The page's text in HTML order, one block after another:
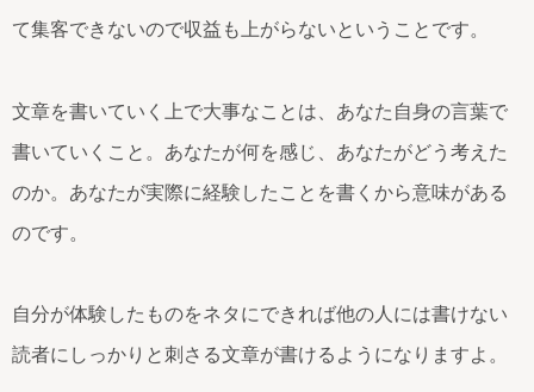
て集客できないので収益も上がらないということです。
文章を書いていく上で大事なことは、あなた自身の言葉で
書いていくこと。あなたが何を感じ、あなたがどう考えた
のか。あなたが実際に経験したことを書くから意味がある
のです。
自分が体験したものをネタにできれば他の人には書けない
読者にしっかりと刺さる文章が書けるようになりますよ。